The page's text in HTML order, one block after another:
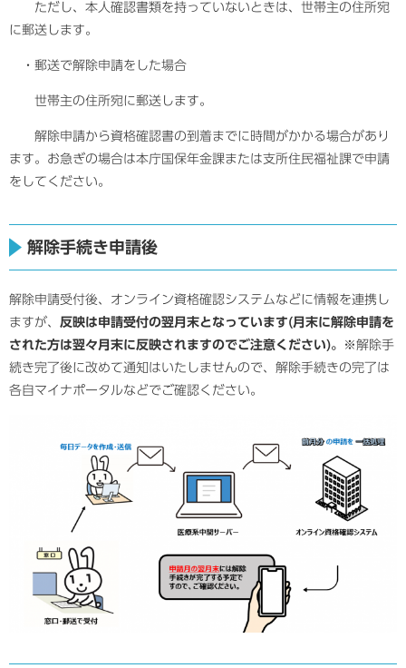
ただし、本人確認書類を持っていないときは、世帯主の住所宛
に郵送します。
・郵送で解除申請をした場合
世帯主の住所宛に郵送します。
解除申請から資格確認書の到着までに時間がかかる場合があり
ます。お急ぎの場合は本庁国保年金課または支所住民福祉課で申請
をしてください。
解除手続き申請後
解除申請受付後、オンライン資格確認システムなどに情報を連携し
ますが、 反映は申請受付の翌月末となっています(月末に解除申請を
された方は翌々月末に反映されますのでご注意ください)。
※解除手
続き完了後に改めて通知はいたしませんので、解除手続きの完了は
各自マイナポータルなどでご確認ください。